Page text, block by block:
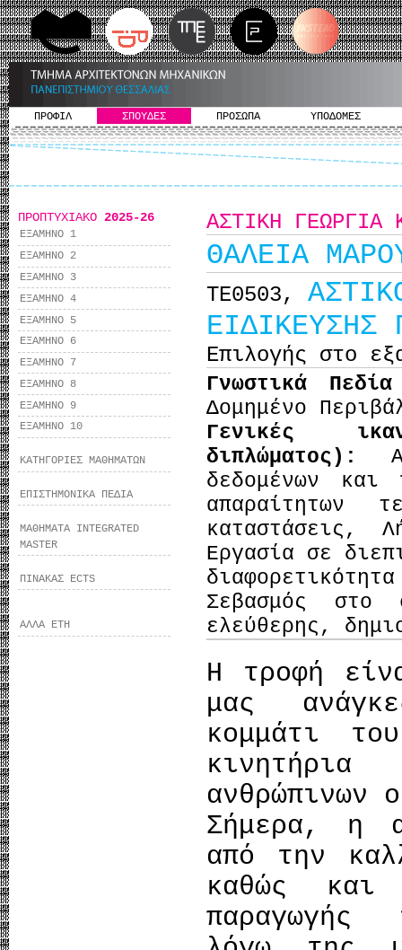
ΠΡΟΦΙΛ ΣΠΟΥΔΕΣ ΠΡΟΣΩΠΑ ΥΠΟΔΟΜΕΣ
ΠΡΟΠΤΥΧΙΑΚΟ 2025-26
ΕΞΑΜΗΝΟ 1
ΕΞΑΜΗΝΟ 2
ΕΞΑΜΗΝΟ 3
ΕΞΑΜΗΝΟ 4
ΕΞΑΜΗΝΟ 5
ΕΞΑΜΗΝΟ 6
ΕΞΑΜΗΝΟ 7
ΕΞΑΜΗΝΟ 8
ΕΞΑΜΗΝΟ 9
ΕΞΑΜΗΝΟ 10
ΚΑΤΗΓΟΡΙΕΣ ΜΑΘΗΜΑΤΩΝ
ΕΠΙΣΤΗΜΟΝΙΚΑ ΠΕΔΙΑ
ΜΑΘΗΜΑΤΑ INTEGRATED
MASTER
ΠΙΝΑΚΑΣ ECTS
ΑΛΛΑ ΕΤΗ
ΑΣΤΙΚΗ ΓΕΩΡΓΙΑ
ΘΑΛΕΙΑ
ΤΕ0503,
ΕΙΔΙΚΕΥΣΗΣ
Επιλογής στο
Γνωστικά
Δομημένο
Γενικές
διπλώματος):
δεδομένων
απαραίτητων
καταστάσεις,
Εργασία σε
Σεβασμός στο
ελεύθερης,
H τροφή
μας
κομμάτι
ανθρώπινων
Σήμερα, η
από την
καθώς και
παραγωγής